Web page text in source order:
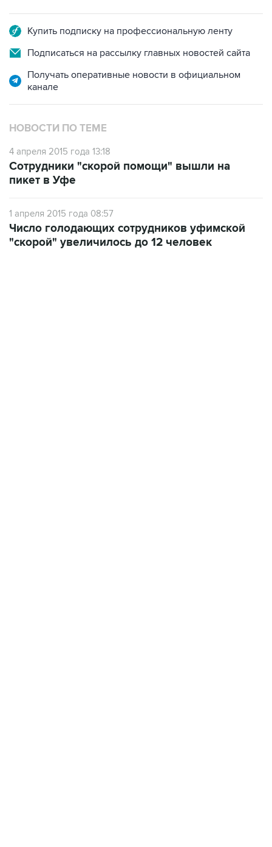
Подписаться на рассылку главных новостей сайта
Получать оперативные новости в официальном
НОВОСТИ ПО ТЕМЕ
4 апреля 2015 года 13:18
пикет в Уфе
1 апреля 2015 года 08:57
"скорой" увеличилось до 12 человек